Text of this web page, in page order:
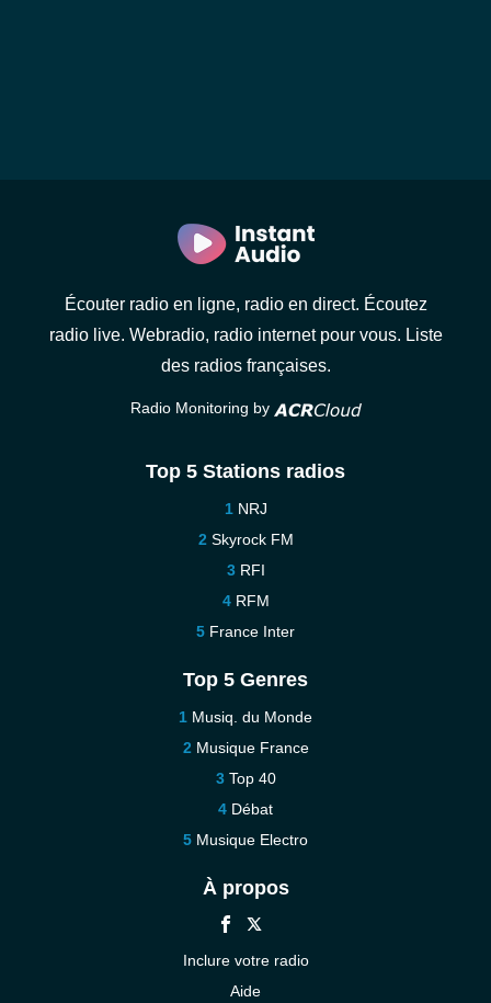
Écouter radio en ligne, radio en direct. Écoutez
radio live. Webradio, radio internet pour vous. Liste
des radios françaises.
Radio Monitoring by
Top 5 Stations radios
NRJ
Skyrock FM
RFI
RFM
France Inter
Top 5 Genres
Musiq. du Monde
Musique France
Top 40
Débat
Musique Electro
À propos
Inclure votre radio
Aide